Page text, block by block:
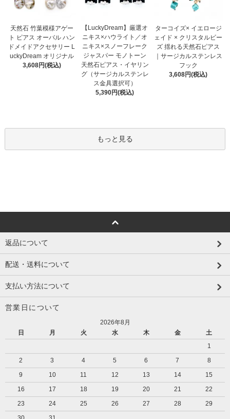
天然石 竹葉模様アゲー
ト ピアス オーバル ハン
ドメイドアクセサリー L
uckyDream オリジナル
3,608円(税込)
【LuckyDream】厳選オ
ニキス×ハウライト／オ
ニキス×スノーフレーク
ジャスパー モノトーン
天然石ピアス・イヤリン
グ（サージカルステンレ
ス金具選択可）
5,390円(税込)
ターコイズ× イエロージ
ェイド × クリスタルビー
ズ 揺れる天然石ピアス
｜サージカルステンレス
フック
3,608円(税込)
もっと見る
返品について
配送・送料について
支払い方法について
営業日について
2026年8月
日
月 火 水 木 金
土
1
2
3 4 5 6 7
8
9
10 11 12 13 14
15
16
17 18 19 20 21
22
23
24 25 26 27 28
29